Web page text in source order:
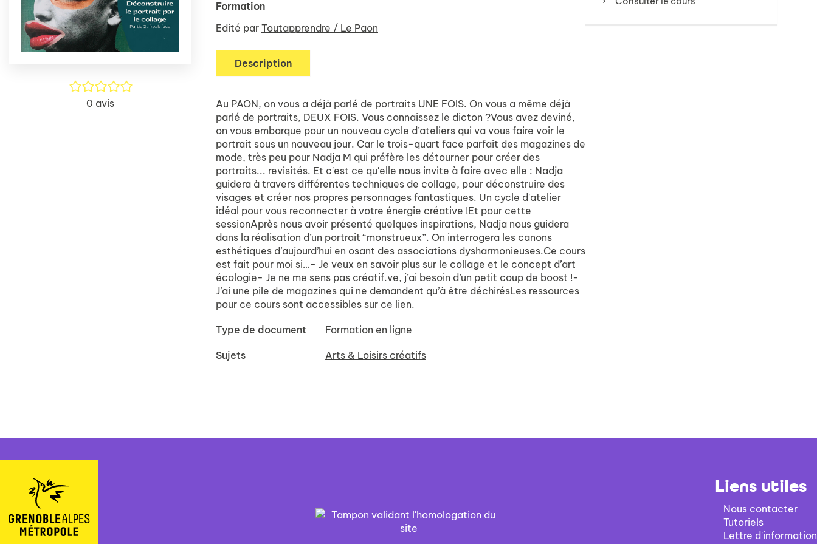
/5
0 avis
Formation
Edité par Toutapprendre / Le Paon
Description
Au PAON, on vous a déjà parlé de portraits UNE FOIS. On vous a même déjà
parlé de portraits, DEUX FOIS. Vous connaissez le dicton ?Vous avez deviné,
on vous embarque pour un nouveau cycle d’ateliers qui va vous faire voir le
portrait sous un nouveau jour. Car le trois-quart face parfait des magazines de
mode, très peu pour Nadja M qui préfère les détourner pour créer des
portraits... revisités. Et c'est ce qu'elle nous invite à faire avec elle : Nadja
guidera à travers différentes techniques de collage, pour déconstruire des
visages et créer nos propres personnages fantastiques. Un cycle d'atelier
idéal pour vous reconnecter à votre énergie créative !Et pour cette
sessionAprès nous avoir présenté quelques inspirations, Nadja nous guidera
dans la réalisation d’un portrait “monstrueux”. On interrogera les canons
esthétiques d’aujourd’hui en osant des associations dysharmonieuses.Ce cours
est fait pour moi si…- Je veux en savoir plus sur le collage et le concept d’art
écologie- Je ne me sens pas créatif.ve, j’ai besoin d’un petit coup de boost !-
J’ai une pile de magazines qui ne demandent qu’à être déchirésLes ressources
pour ce cours sont accessibles sur ce lien.
Type de document Formation en ligne
Sujets Arts & Loisirs créatifs
Liens utiles
Nous contacter
Tutoriels
Lettre d'information